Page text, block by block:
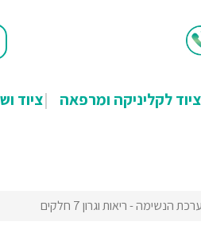
ציוד לקליניקה ומרפאה ציוד
הנשימה - ריאות וגרון 7 חלקים